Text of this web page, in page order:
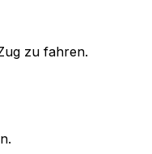
zu fahren.